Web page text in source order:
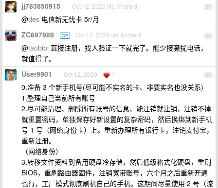
67
jj783850915 Oct 12, 2020 via Android
@des 电信新无忧卡 5r/月
68
ZC697989 OP Oct 12, 2020 via Android
@taobibi 直接注册，找人验证一下就完了。能少接骚扰电话，
就值得了。
69
User9901 Oct 12, 2020 1
0.准备 3 个新手机号(尽可能不实名的卡、非要实名也没关系)
1.整理自己当前所有账号
2.尽可能清理、删除所有账号的信息、能注销就注销，注销不掉
就重置密码，单独保存好新设置的复杂密码，然后换绑到新手机
号 1 号（网络身份卡）上。重新办理所有银行卡，注销支付宝，
重新注册。
（网络身份）
3.转移文件资料到备用硬盘冷存储，然后低级格式化硬盘，重刷
BIOS，重刷路由器固件，注销宽带账号，六个月之后重新开通
也行，工厂模式彻底刷机自己的手机。这期间尽量使用 2 号（流